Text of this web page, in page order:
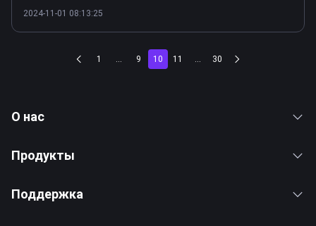
2024-11-01 08:13:25
1 ... 9 10 11 ... 30
О нас
Продукты
Поддержка